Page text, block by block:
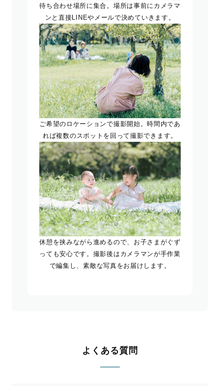
待ち合わせ場所に集合。場所は事前にカメラマ
ンと直接LINEやメールで決めていきます。
ご希望のロケーションで撮影開始。時間内であ
れば複数のスポットを回って撮影できます。
休憩を挟みながら進めるので、お子さまがぐず
っても安心です。撮影後はカメラマンが手作業
で編集し、素敵な写真をお届けします。
よくある質問